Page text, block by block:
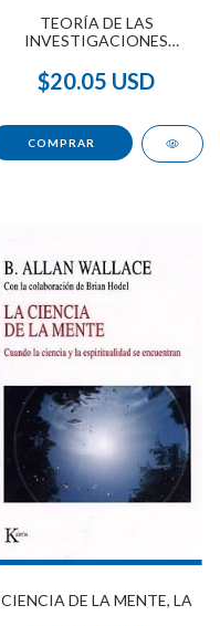
TEORÍA DE LAS
INVESTIGACIONES
$20.05 USD
CIENCIA DE LA MENTE, LA